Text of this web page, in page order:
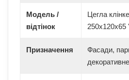
Модель /
відтінок
Цегла
250х120х65
Призначення
Фасади,